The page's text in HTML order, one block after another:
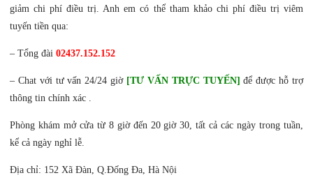
giảm chi phí điều trị. Anh em có thể tham khảo chi phí điều trị viêm
tuyến tiền qua:
– Tổng đài 02437.152.152
– Chat với tư vấn 24/24 giờ [TƯ VẤN TRỰC TUYẾN] để được hỗ trợ
thông tin chính xác .
Phòng khám mở cửa từ 8 giờ đến 20 giờ 30, tất cả các ngày trong tuần,
kể cả ngày nghỉ lễ.
Địa chỉ: 152 Xã Đàn, Q.Đống Đa, Hà Nội